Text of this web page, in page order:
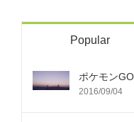
Popular
ポケモン
2016/09/04